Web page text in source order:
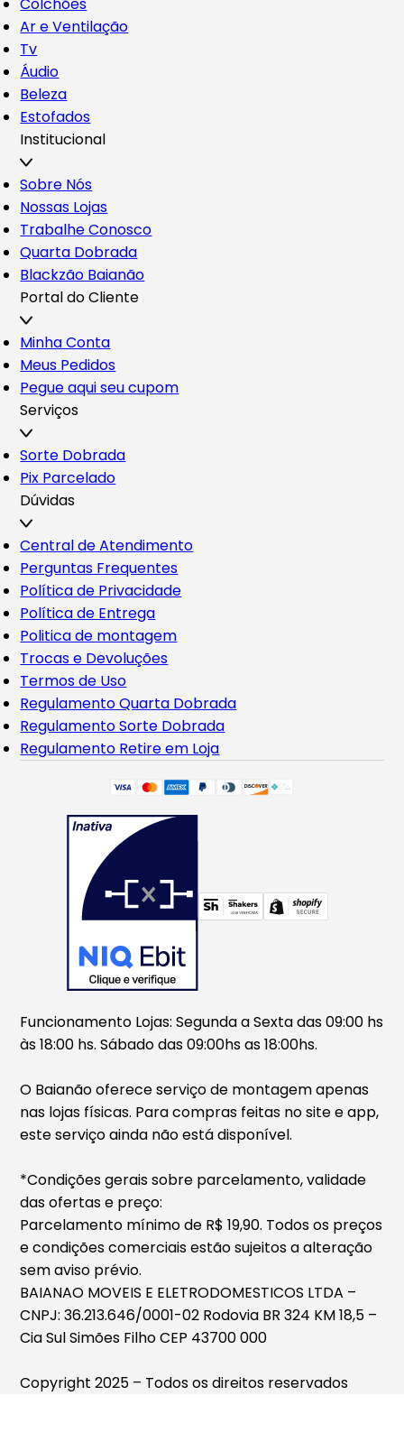
Ar e Ventilação
Tv
Áudio
Beleza
Estofados
Institucional
Sobre Nós
Nossas Lojas
Trabalhe Conosco
Quarta Dobrada
Blackzão Baianão
Portal do Cliente
Minha Conta
Meus Pedidos
Pegue aqui seu cupom
Serviços
Sorte Dobrada
Pix Parcelado
Dúvidas
Central de Atendimento
Perguntas Frequentes
Política de Privacidade
Política de Entrega
Politica de montagem
Trocas e Devoluções
Termos de Uso
Regulamento Quarta Dobrada
Regulamento Sorte Dobrada
Regulamento Retire em Loja
Funcionamento Lojas: Segunda a Sexta das 09:00 hs
às 18:00 hs. Sábado das 09:00hs as 18:00hs.
O Baianão oferece serviço de montagem apenas
nas lojas físicas. Para compras feitas no site e app,
este serviço ainda não está disponível.
*Condições gerais sobre parcelamento, validade
das ofertas e preço:
Parcelamento mínimo de R$ 19,90. Todos os preços
e condições comerciais estão sujeitos a alteração
sem aviso prévio.
BAIANAO MOVEIS E ELETRODOMESTICOS LTDA –
CNPJ: 36.213.646/0001-02 Rodovia BR 324 KM 18,5 –
Cia Sul Simões Filho CEP 43700 000
Copyright 2025 – Todos os direitos reservados